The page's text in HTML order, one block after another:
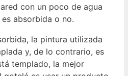
con un poco de agua
absorbida o no.
la pintura utilizada
y, de lo contrario, es
templado, la mejor